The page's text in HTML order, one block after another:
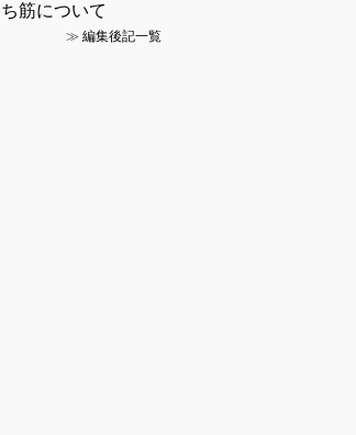
筋について
≫ 編集後記一覧